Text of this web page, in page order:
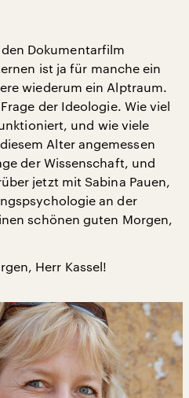
Dokumentarfilm
ist ja für manche ein
wiederum ein Alptraum.
der Ideologie. Wie viel
und wie viele
Alter angemessen
der Wissenschaft, und
jetzt mit Sabina Pauen,
an der
schönen guten Morgen,
Herr Kassel!